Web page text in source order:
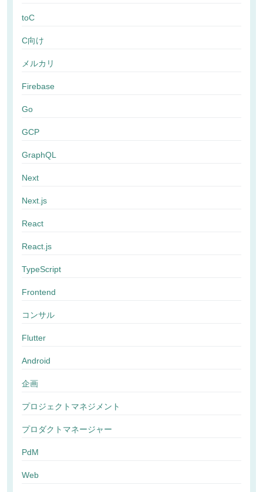
toC
C向け
メルカリ
Firebase
Go
GCP
GraphQL
Next
Next.js
React
React.js
TypeScript
Frontend
コンサル
Flutter
Android
企画
プロジェクトマネジメント
プロダクトマネージャー
PdM
Web